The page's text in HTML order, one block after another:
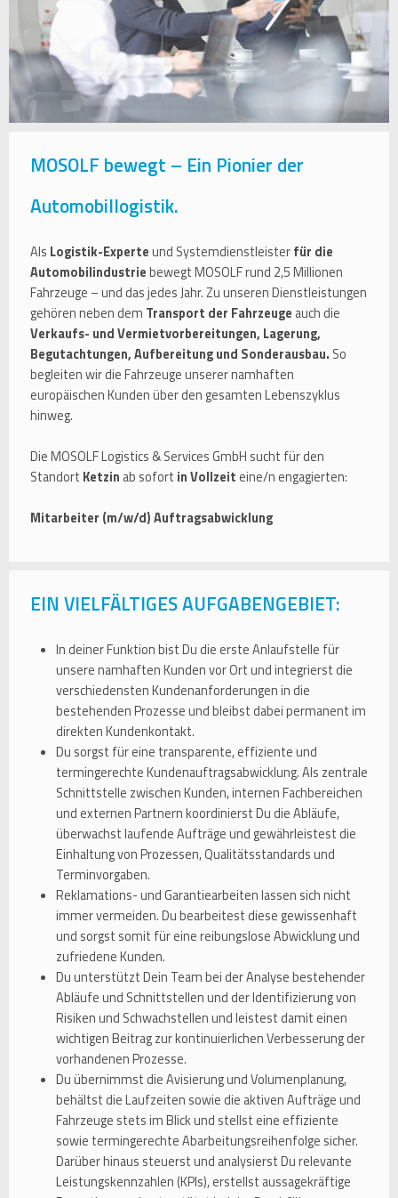
MOSOLF bewegt – Ein Pionier der
Automobillogistik.
Als Logistik-Experteund Systemdienstleisterfür die
Automobilindustriebewegt MOSOLF rund 2,5 Millionen
Fahrzeuge – und das jedes Jahr. Zu unseren Dienstleistungen
gehören neben dem Transport der Fahrzeuge auch die
Verkaufs- und Vermietvorbereitungen, Lagerung,
Begutachtungen, Aufbereitung und Sonderausbau. So
begleiten wir die Fahrzeuge unserer namhaften
europäischen Kunden über den gesamten Lebenszyklus
hinweg.
Die MOSOLF Logistics & Services GmbH sucht für den
Standort Ketzin ab sofort in Vollzeit eine/n engagierten:
Mitarbeiter (m/w/d) Auftragsabwicklung
EIN VIELFÄLTIGES AUFGABENGEBIET:
In deiner Funktion bist Du die erste Anlaufstelle für
unsere namhaften Kunden vor Ort und integrierst die
verschiedensten Kundenanforderungen in die
bestehenden Prozesse und bleibst dabei permanent im
direkten Kundenkontakt.
Du sorgst für eine transparente, effiziente und
termingerechte Kundenauftragsabwicklung. Als zentrale
Schnittstelle zwischen Kunden, internen Fachbereichen
und externen Partnern koordinierst Du die Abläufe,
überwachst laufende Aufträge und gewährleistest die
Einhaltung von Prozessen, Qualitätsstandards und
Terminvorgaben.
Reklamations- und Garantiearbeiten lassen sich nicht
immer vermeiden. Du bearbeitest diese gewissenhaft
und sorgst somit für eine reibungslose Abwicklung und
zufriedene Kunden.
Du unterstützt Dein Team bei der Analyse bestehender
Abläufe und Schnittstellen und der Identifizierung von
Risiken und Schwachstellen und leistest damit einen
wichtigen Beitrag zur kontinuierlichen Verbesserung der
vorhandenen Prozesse.
Du übernimmst die Avisierung und Volumenplanung,
behältst die Laufzeiten sowie die aktiven Aufträge und
Fahrzeuge stets im Blick und stellst eine effiziente
sowie termingerechte Abarbeitungsreihenfolge sicher.
Darüber hinaus steuerst und analysierst Du relevante
Leistungskennzahlen (KPIs), erstellst aussagekräftige